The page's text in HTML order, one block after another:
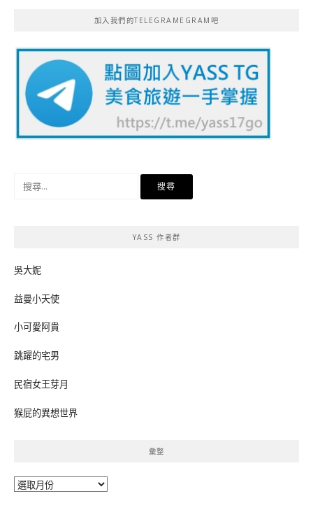
加入我們的TELEGRAMEGRAM吧
YASS 作者群
吳大妮
益曼小天使
小可愛阿貴
跳躍的宅男
民宿女王芽月
猴屁的異想世界
彙整
彙